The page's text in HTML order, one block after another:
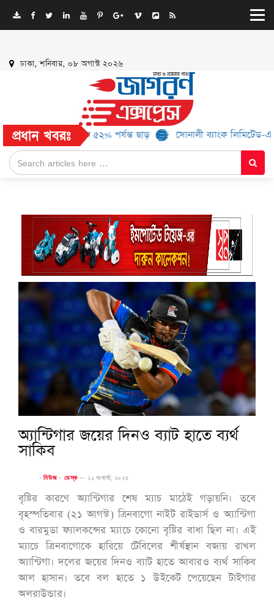
ঢাকা, শনিবার, ০৮ অগাস্ট ২০২৬
প্রধান খবরঃ
মিলবে ৫২% পর্যন্ত ছাড় সোনালী ব্যাংক লিমিটেড-এর ‘কৃষক
অ্যান্টিগার জয়ের দিনও ব্যাট হাতে ব্যর্থ
সাকিব
-নিউজ - ডেস্ক -- ২১ অগাস্ট, ২০২৫
বৃষ্টির কারণে অ্যান্টিগার শেষ ম্যাচ মাঠেই গড়ায়নি। তবে
বৃহস্পতিবার (২১ আগস্ট) ত্রিনবাগো নাইট রাইডার্স ও অ্যান্টিগা
ও বারমুডা ফ্যালকন্সের ম্যাচে কোনো বৃষ্টির বাধা ছিল না। এই
ম্যাচে ত্রিনবাগোকে হারিয়ে টেবিলের শীর্ষস্থান বজায় রাখল
অ্যান্টিগা। দলের জয়ের দিনও ব্যাট হাতে আবারও ব্যর্থ সাকিব
আল হাসান। তবে বল হাতে ১ উইকেট পেয়েছেন টাইগার
অলরাউন্ডার।